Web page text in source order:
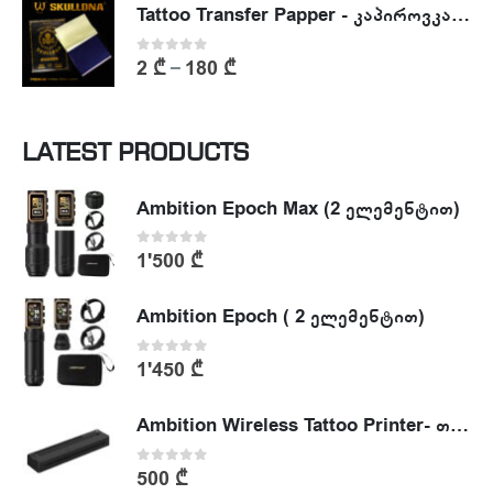
Tattoo Transfer Papper - კაპიროვკა - ტატუს ესკიზის კოპირების ქაღალდი
0out of 5
2 ₾– 180 ₾
LATEST PRODUCTS
Ambition Epoch Max (2 ელემენტით)
0out of 5
1'500 ₾
Ambition Epoch ( 2 ელემენტით)
0out of 5
1'450 ₾
Ambition Wireless Tattoo Printer- თერმული პრინტერი
0out of 5
500 ₾